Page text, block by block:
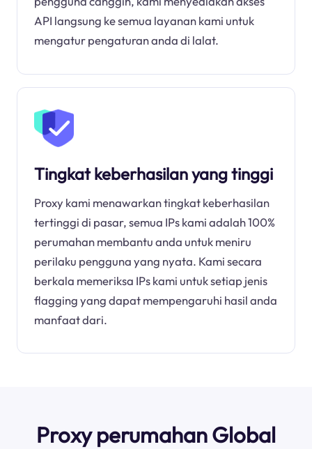
API langsung ke semua layanan kami untuk
mengatur pengaturan anda di lalat.
Tingkat keberhasilan yang tinggi
Proxy kami menawarkan tingkat keberhasilan
tertinggi di pasar, semua IPs kami adalah 100%
perumahan membantu anda untuk meniru
perilaku pengguna yang nyata. Kami secara
berkala memeriksa IPs kami untuk setiap jenis
flagging yang dapat mempengaruhi hasil anda
manfaat dari.
Proxy perumahan Global